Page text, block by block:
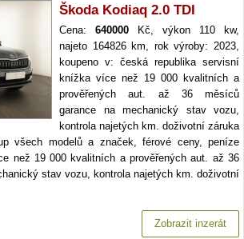
Škoda Kodiaq 2.0 TDI
Cena: 640000 Kč, výkon 110 kw,
najeto 164826 km, rok výroby: 2023,
koupeno v: česká republika servisní
knížka více než 19 000 kvalitních a
prověřených aut. až 36 měsíců
garance na mechanický stav vozu,
kontrola najetých km. doživotní záruka
všech modelů a značek, férové ceny, peníze
než 19 000 kvalitních a prověřených aut. až 36
stav vozu, kontrola najetých km. doživotní
Zobrazit inzerát